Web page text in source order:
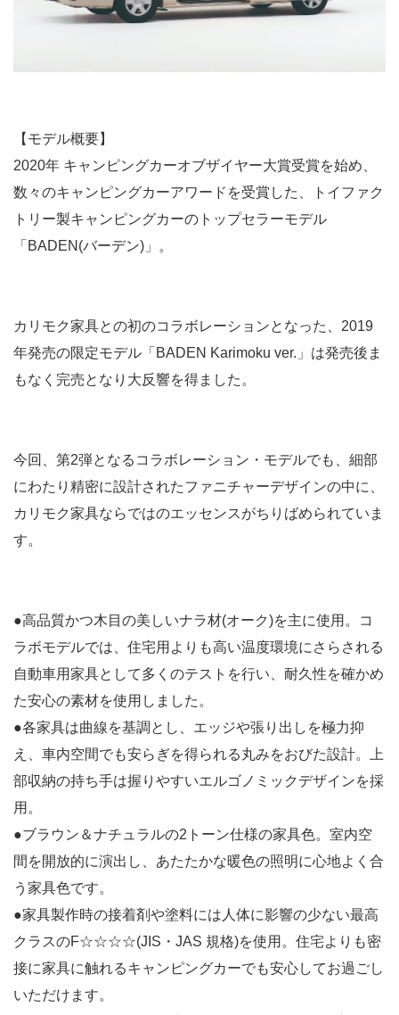
【モデル概要】
2020年 キャンピングカーオブザイヤー大賞受賞を始め、
数々のキャンピングカーアワードを受賞した、トイファク
トリー製キャンピングカーのトップセラーモデル
「BADEN(バーデン)」。
カリモク家具との初のコラボレーションとなった、2019
年発売の限定モデル「BADEN Karimoku ver.」は発売後ま
もなく完売となり大反響を得ました。
今回、第2弾となるコラボレーション・モデルでも、細部
にわたり精密に設計されたファニチャーデザインの中に、
カリモク家具ならではのエッセンスがちりばめられていま
す。
●高品質かつ木目の美しいナラ材(オーク)を主に使用。コ
ラボモデルでは、住宅用よりも高い温度環境にさらされる
自動車用家具として多くのテストを行い、耐久性を確かめ
た安心の素材を使用しました。
●各家具は曲線を基調とし、エッジや張り出しを極力抑
え、車内空間でも安らぎを得られる丸みをおびた設計。上
部収納の持ち手は握りやすいエルゴノミックデザインを採
用。
●ブラウン＆ナチュラルの2トーン仕様の家具色。室内空
間を開放的に演出し、あたたかな暖色の照明に心地よく合
う家具色です。
●家具製作時の接着剤や塗料には人体に影響の少ない最高
クラスのF☆☆☆☆(JIS・JAS 規格)を使用。住宅よりも密
接に家具に触れるキャンピングカーでも安心してお過ごし
いただけます。